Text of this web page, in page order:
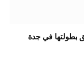
بطولتها في جدة